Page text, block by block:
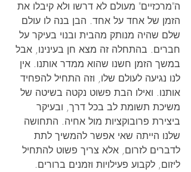
ה"מרכזיים" מעולם לא דרשו ולא קיבלו את
הזמן של אחד על אחד. הבן בנה לו עולם
שלם שהיה מנותק מהבית ובנוי בעיקר על
חברים. בהתחלה זה מצא חן בעינינו, אבל
במשך הזמן חשנו שהוא ממדר אותנו. אין
לנו נגיעה לעולם שלו, וזה התחיל להפחיד
אותנו. ואילו הבת פשוט נקטה בשיטה של
משיכת תשומת לב בכל דרך, ובעיקר
ביצירת פרובוקציות מול אחיה. התחושה
שלנו הייתה שאי אפשר להמשיך לתת
לדברים לזרום, אלא צריך פשוט להתחיל
ליזום, לקבוע פעילויות וזמנים ברורים.